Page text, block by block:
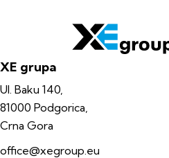
XE grupa
Ul. Baku 140,
81000 Podgorica,
Crna Gora
office@xegroup.eu